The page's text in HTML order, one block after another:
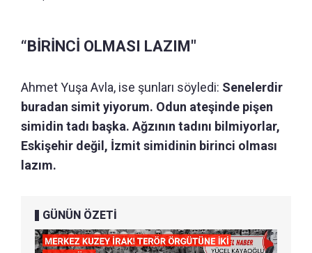
“BİRİNCİ OLMASI LAZIM"
Ahmet Yuşa Avla, ise şunları söyledi: Senelerdir
buradan simit yiyorum. Odun ateşinde pişen
simidin tadı başka. Ağzının tadını bilmiyorlar,
Eskişehir değil, İzmit simidinin birinci olması
lazım.
GÜNÜN ÖZETİ